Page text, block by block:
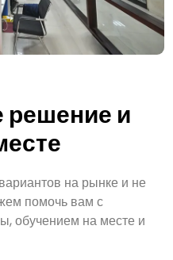
решение и
на рынке и не
помочь вам с
обучением на месте и